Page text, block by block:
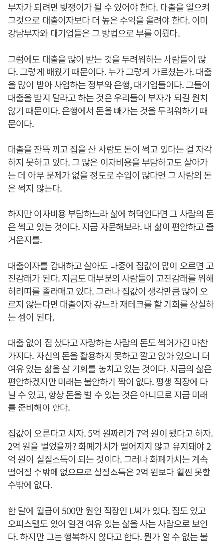
부자가 되려면 빚쟁이가 될 수 있어야 한다. 대출을 일으켜
그것으로 대출이자보다 더 높은 수익을 올려야 한다. 이미
강남부자와 대기업들은 그 방법으로 부를 이뤘다.
그럼에도 대출을 많이 받는 것을 두려워하는 사람들이 많
다. 그렇게 배웠기 때문이다. 누가 그렇게 가르쳤는가. 대출
을 많이 받아 사업하는 정부와 은행, 대기업들이다. 그들이
대출을 받지 말라고 하는 것은 우리들이 부자가 되길 원치
않기 때문이다. 은행에서 돈을 빼가는 것을 두려워하기 때
문이다.
대출을 잔뜩 끼고 집을 산 사람도 돈이 썩고 있다는 걸 자각
하지 못하고 있다. 그 많은 이자비용을 부담하고도 살아가
는 데 아무 문제가 없을 정도로 수입이 많다면 그 사람의 돈
은 썩지 않는다.
하지만 이자비용 부담하느라 삶에 허덕인다면 그 사람의 돈
은 썩고 있는 것이다. 지금 자문해보라. 내 삶이 편안하고 즐
거운지를.
대출이자를 감내하고 살아도 나중에 집값이 많이 오르면 고
진감래가 된다. 지금도 대부분의 사람들이 고진감래를 위해
허리띠를 졸라매고 있다. 그러나 집값이 생각만큼 많이 오
르지 않는다면 대출이자 갚느라 재테크를 할 기회를 상실하
는 셈이 된다.
대출 없이 집 샀다고 자랑하는 사람의 돈도 썩어가긴 마찬
가지다. 자신의 돈을 활용하지 못하고 깔고 앉아 있으니 더
여유 있는 삶을 살 기회를 놓치고 있는 것이다. 지금의 삶은
편안하겠지만 미래는 불안하기 짝이 없다. 평생 직장에 다
닐 수 있고, 항상 돈을 벌 수 있는 것은 아니므로 지금 미래
를 준비해야 한다.
집값이 오른다고 치자. 5억 원짜리가 7억 원이 됐다고 하자.
2억 원을 벌었을까? 화폐가치가 떨어지지 않고 유지돼야 2
억 원이 실질소득이 되는 것이다. 그러나 화폐가치는 계속
떨어질 수밖에 없으므로 실질소득은 2억 원보다 훨씬 못할
수밖에 없다.
한 달에 월급이 500만 원인 직장인 L씨가 있다. 집도 있고
오피스텔도 있어 일견 여유 있는 삶을 사는 사람으로 보인
다. 하지만 그는 행복하지 않다고 한다. 뭔가 알 수 없는 불